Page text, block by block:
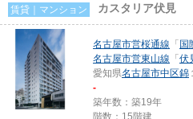
賃貸｜マンション カスタリア伏見
名古屋市営桜通線 「 国
名古屋市営東山線 「 伏
愛知県名古屋市中区錦
-
築年数：築19年
階数：15階建